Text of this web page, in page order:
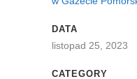
DATA
listopad 25, 2023
CATEGORY